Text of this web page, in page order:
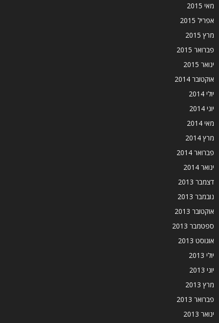
מאי 2015
אפריל 2015
מרץ 2015
פברואר 2015
ינואר 2015
אוקטובר 2014
יולי 2014
יוני 2014
מאי 2014
מרץ 2014
פברואר 2014
ינואר 2014
דצמבר 2013
נובמבר 2013
אוקטובר 2013
ספטמבר 2013
אוגוסט 2013
יולי 2013
יוני 2013
מרץ 2013
פברואר 2013
ינואר 2013